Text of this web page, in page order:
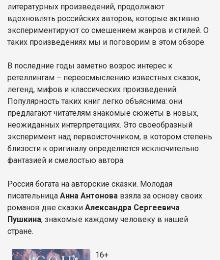
литературных произведений, продолжают
вдохновлять российских авторов, которые активно
экспериментируют со смешением жанров и стилей. О
таких произведениях мы и поговорим в этом обзоре.
В последние годы заметно возрос интерес к
ретеллингам – переосмыслению известных сказок,
легенд, мифов и классических произведений.
Популярность таких книг легко объяснима: они
предлагают читателям знакомые сюжеты в новых,
неожиданных интерпретациях. Это своеобразный
эксперимент над первоисточником, в котором степень
близости к оригиналу определяется исключительно
фантазией и смелостью автора.
Россия богата на авторские сказки. Молодая
писательница Анна Антонова взяла за основу своих
романов две сказки Александра Сергеевича
Пушкина, знакомые каждому человеку в нашей
стране.
16+